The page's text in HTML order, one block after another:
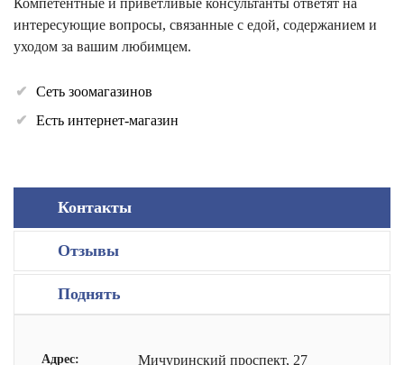
Компетентные и приветливые консультанты ответят на
интересующие вопросы, связанные с едой, содержанием и
уходом за вашим любимцем.
Сеть зоомагазинов
Есть интернет-магазин
Контакты
Отзывы
Поднять
Адрес: Мичуринский проспект, 27